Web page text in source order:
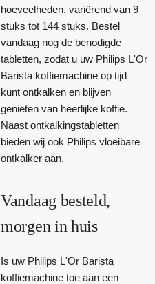
hoeveelheden, variërend van 9
stuks tot 144 stuks. Bestel
vandaag nog de benodigde
tabletten, zodat u uw Philips L'Or
Barista koffiemachine op tijd
kunt ontkalken en blijven
genieten van heerlijke koffie.
Naast ontkalkingstabletten
bieden wij ook Philips vloeibare
ontkalker aan.
Vandaag besteld,
morgen in huis
Is uw Philips L'Or Barista
koffiemachine toe aan een